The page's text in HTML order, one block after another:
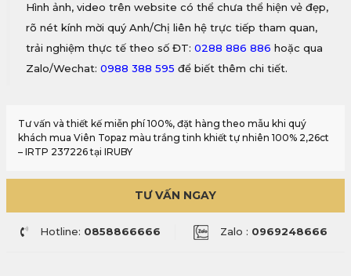
Hình ảnh, video trên website có thể chưa thể hiện vẻ đẹp,
rõ nét kính mời quý Anh/Chị liên hệ trực tiếp tham quan,
trải nghiệm thực tế theo số ĐT: 0288 886 886 hoặc qua
Zalo/Wechat: 0988 388 595 để biết thêm chi tiết.
Tư vấn và thiết kế miễn phí 100%, đặt hàng theo mẫu khi quý
khách mua Viên Topaz màu trắng tinh khiết tự nhiên 100% 2,26ct
– IRTP 237226 tại IRUBY
TƯ VẤN NGAY
Hotline: 0858866666 Zalo : 0969248666